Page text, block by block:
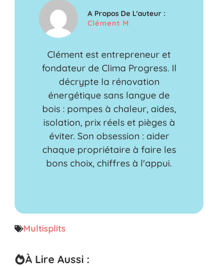
A Propos De L'auteur :
Clément M
Clément est entrepreneur et
fondateur de Clima Progress. Il
décrypte la rénovation
énergétique sans langue de
bois : pompes à chaleur, aides,
isolation, prix réels et pièges à
éviter. Son obsession : aider
chaque propriétaire à faire les
bons choix, chiffres à l'appui.
Multisplits
À Lire Aussi :